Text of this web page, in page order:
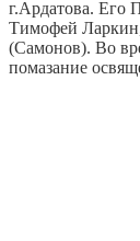
г.Ардатова. Его
Тимофей
(Самонов). Во
помазание